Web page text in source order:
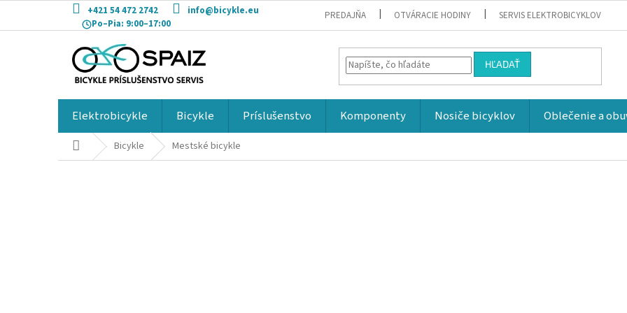
obsah
+421 54 472 2742
info@bicykle.eu
Po–Pia: 9:00–17:00
PREDAJŇA OTVÁRACIE HODINY SERVIS ELEKTROBICYKLOV
HĽADAŤ
Elektrobicykle Bicykle Príslušenstvo Komponenty Nosiče bicyklov Oblečenie a
DomovBicykle Mestské bicykle